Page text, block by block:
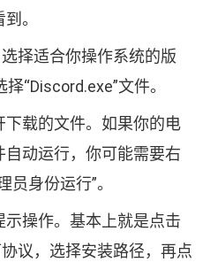
。
择适合你操作系统的版
“Discord.exe”文件。
载的文件。如果你的电
动运行，你可能需要右
身份运行”。
操作。基本上就是点击
议，选择安装路径，再点